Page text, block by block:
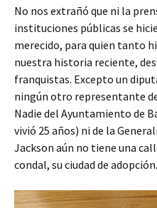
No nos extrañó que ni la
instituciones públicas se
merecido, para quien tanto
nuestra historia reciente,
franquistas. Excepto un
ningún otro representante
Nadie del Ayuntamiento de
vivió 25 años) ni de la
Jackson aún no tiene una
condal, su ciudad de adopción.